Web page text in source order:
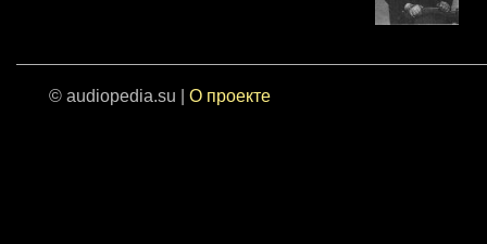
© audiopedia.su | О проекте